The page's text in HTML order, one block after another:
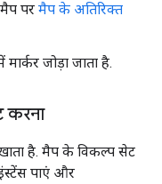
पर मैप के अतिरिक्त
जोड़ा जाता है.
करना
है. मैप के विकल्प सेट
पाएं और